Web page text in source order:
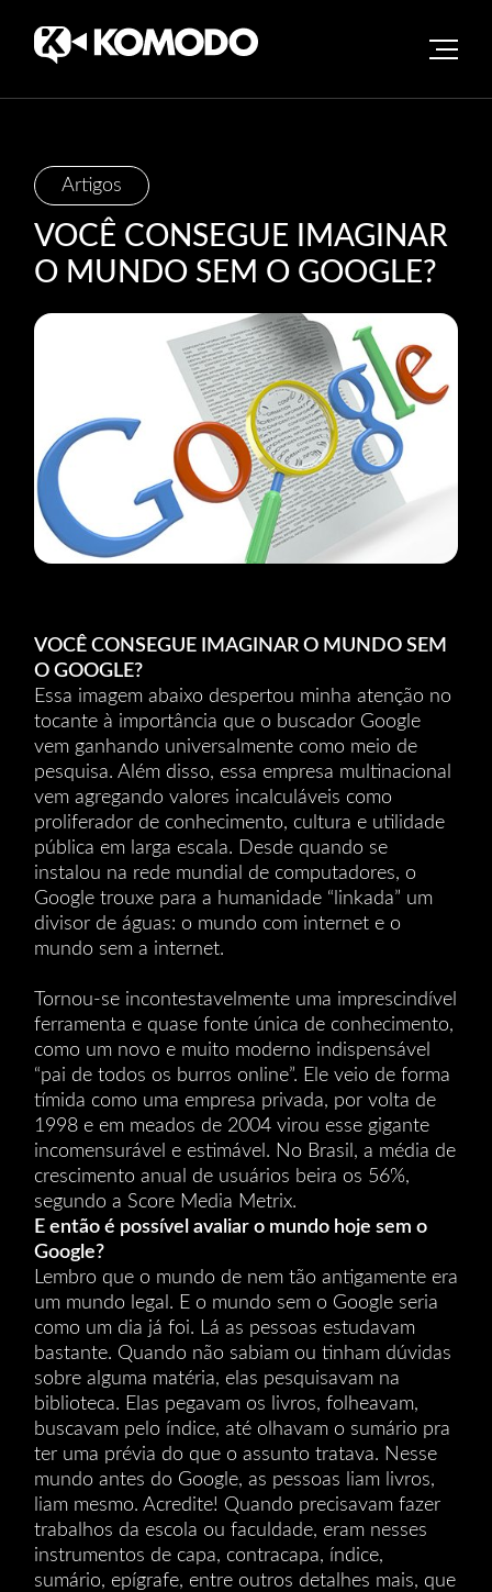
content
Artigos
VOCÊ CONSEGUE IMAGINAR
O MUNDO SEM O GOOGLE?
VOCÊ CONSEGUE IMAGINAR O MUNDO SEM
O GOOGLE?
Essa imagem abaixo despertou minha atenção no
tocante à importância que o buscador Google
vem ganhando universalmente como meio de
pesquisa. Além disso, essa empresa multinacional
vem agregando valores incalculáveis como
proliferador de conhecimento, cultura e utilidade
pública em larga escala. Desde quando se
instalou na rede mundial de computadores, o
Google trouxe para a humanidade “linkada” um
divisor de águas: o mundo com internet e o
mundo sem a internet.
Tornou-se incontestavelmente uma imprescindível
ferramenta e quase fonte única de conhecimento,
como um novo e muito moderno indispensável
“pai de todos os burros online”. Ele veio de forma
tímida como uma empresa privada, por volta de
1998 e em meados de 2004 virou esse gigante
incomensurável e estimável. No Brasil, a média de
crescimento anual de usuários beira os 56%,
segundo a Score Media Metrix.
E então é possível avaliar o mundo hoje sem o
Google?
Lembro que o mundo de nem tão antigamente era
um mundo legal. E o mundo sem o Google seria
como um dia já foi. Lá as pessoas estudavam
bastante. Quando não sabiam ou tinham dúvidas
sobre alguma matéria, elas pesquisavam na
biblioteca. Elas pegavam os livros, folheavam,
buscavam pelo índice, até olhavam o sumário pra
ter uma prévia do que o assunto tratava. Nesse
mundo antes do Google, as pessoas liam livros,
liam mesmo. Acredite! Quando precisavam fazer
trabalhos da escola ou faculdade, eram nesses
instrumentos de capa, contracapa, índice,
sumário, epígrafe, entre outros detalhes mais, que